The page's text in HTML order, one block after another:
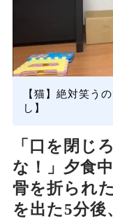
【猫】絶対笑う
し】
「口を閉じ
な！」夕食
骨を折られ
を出た5分後